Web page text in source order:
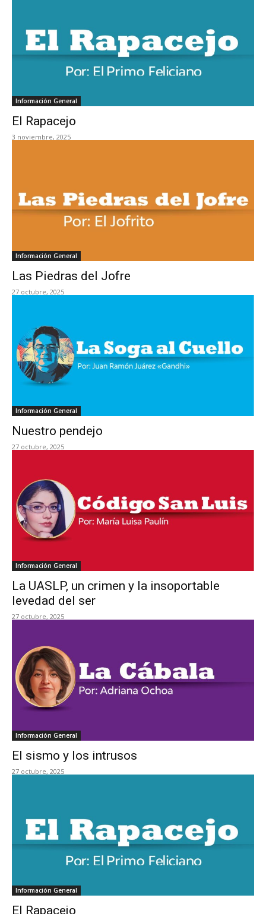
Información General
El Rapacejo
3 noviembre, 2025
Información General
Las Piedras del Jofre
27 octubre, 2025
Información General
Nuestro pendejo
27 octubre, 2025
Información General
La UASLP, un crimen y la insoportable
levedad del ser
27 octubre, 2025
Información General
El sismo y los intrusos
27 octubre, 2025
Información General
El Rapacejo